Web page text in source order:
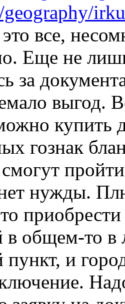
geography/
все,
Еще не
за
выгод.
купить
гознак
нужды.
в общем-то
пункт, и